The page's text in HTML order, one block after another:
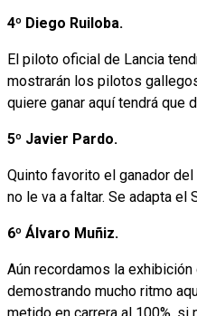
4º Diego Ruiloba.
El piloto oficial de Lancia
mostrarán los pilotos
quiere ganar aquí tendrá que
5º Javier Pardo.
Quinto favorito el ganador
no le va a faltar. Se adapta el
6º Álvaro Muñiz.
Aún recordamos la
demostrando mucho ritmo
metido en carrera al 100%, si